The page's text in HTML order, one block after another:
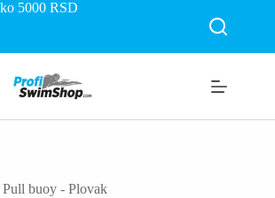
5000 RSD
Pull buoy - Plovak